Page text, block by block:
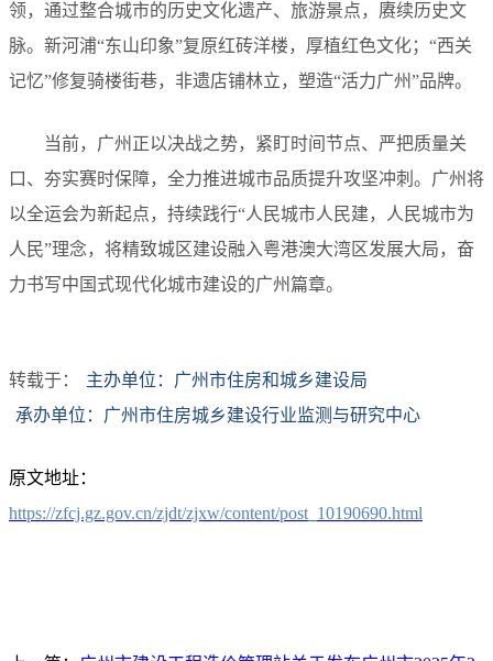
领，通过整合城市的历史文化遗产、旅游景点，赓续历史文
脉。新河浦“东山印象”复原红砖洋楼，厚植红色文化；“西关
记忆”修复骑楼街巷，非遗店铺林立，塑造“活力广州”品牌。
当前，广州正以决战之势，紧盯时间节点、严把质量关
口、夯实赛时保障，全力推进城市品质提升攻坚冲刺。广州将
以全运会为新起点，持续践行“人民城市人民建，人民城市为
人民”理念，将精致城区建设融入粤港澳大湾区发展大局，奋
力书写中国式现代化城市建设的广州篇章。
转载于：
主办单位：广州市住房和城乡建设局
承办单位：广州市住房城乡建设行业监测与研究中心
原文地址：
https://zfcj.gz.gov.cn/zjdt/zjxw/content/post_10190690.html